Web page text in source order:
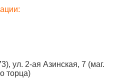
), ул. 2-ая Азинская, 7 (маг.
торца)